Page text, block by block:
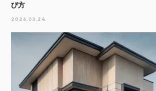
び方
2026.03.24